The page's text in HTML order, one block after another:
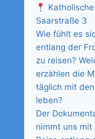
Saarstraße 3
Wie fühlt es
entlang der
zu reisen?
erzählen die
täglich mit
leben?
Der
nimmt uns